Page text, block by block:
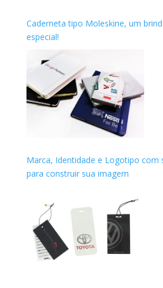
Caderneta tipo Moleskine, um
especial!
Marca, Identidade e Logotipo com
para construir sua imagem